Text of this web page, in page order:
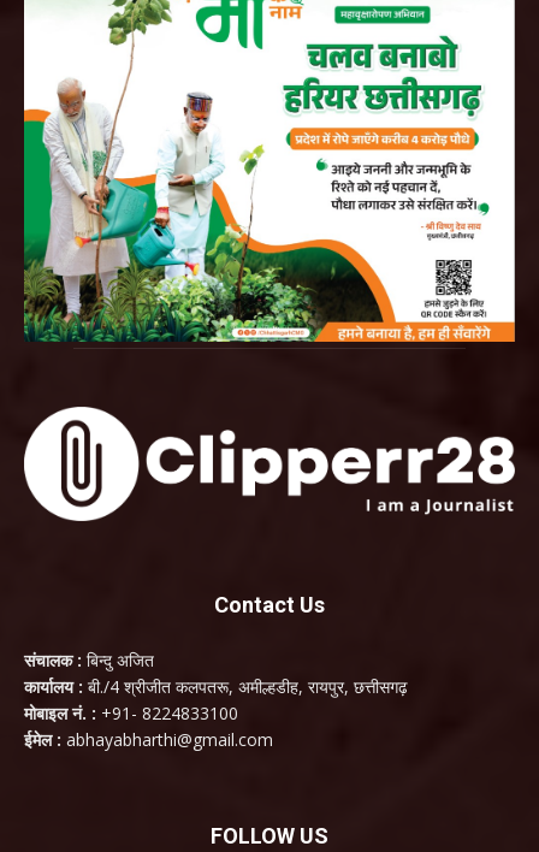
Contact Us
संचालक : बिन्दु अजित
कार्यालय : बी./4 श्रीजीत कलपतरू, अमील्हडीह, रायपुर, छत्तीसगढ़
मोबाइल नं. : +91- 8224833100
ईमेल : abhayabharthi@gmail.com
FOLLOW US